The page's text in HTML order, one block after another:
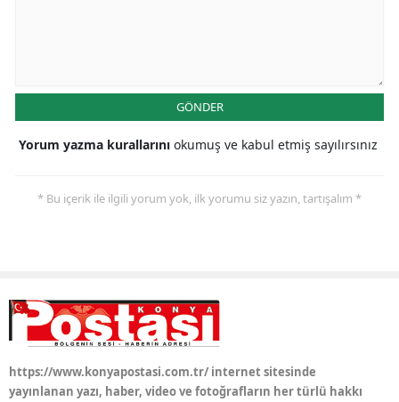
Ordu
Samsun
Tokat
GÖNDER
Yorum yazma kurallarını okumuş ve kabul etmiş sayılırsınız
* Bu içerik ile ilgili yorum yok, ilk yorumu siz yazın, tartışalım *
https://www.konyapostasi.com.tr/ internet sitesinde
yayınlanan yazı, haber, video ve fotoğrafların her türlü hakkı